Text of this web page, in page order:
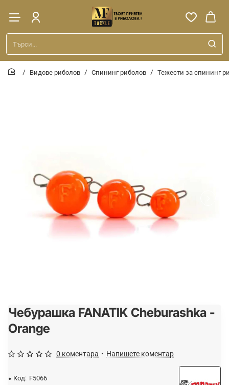
Търси...
Видове риболов Спининг риболов Тежести за спининг
Чебурашка FANATIK Cheburashka -
Orange
Код: F5066
0 коментара • Напишете коментар